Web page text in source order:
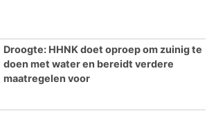
Droogte: HHNK doet oproep om zuinig te
doen met water en bereidt verdere
maatregelen voor